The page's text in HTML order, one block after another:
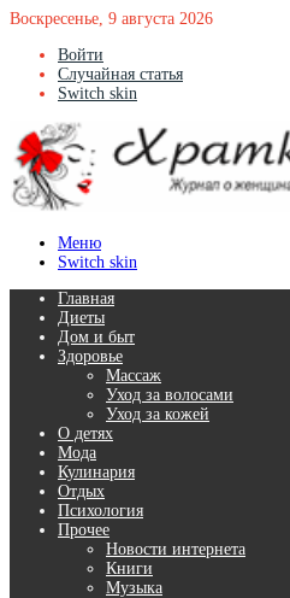
Воскресенье, 9 августа 2026
Войти
Случайная статья
Switch skin
Меню
Switch skin
Главная
Диеты
Дом и быт
Здоровье
Массаж
Уход за волосами
Уход за кожей
О детях
Мода
Кулинария
Отдых
Психология
Прочее
Новости интернета
Книги
Музыка